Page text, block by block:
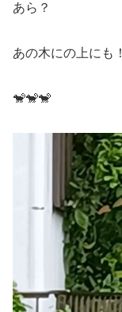
あら？
あの木にの上にも！
🐒🐒🐒